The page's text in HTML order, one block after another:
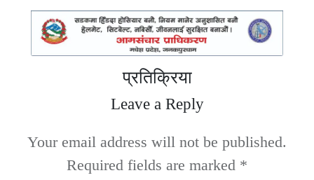
प्रतिक्रिया
Leave a Reply
Your email address will not be published.
Required fields are marked *